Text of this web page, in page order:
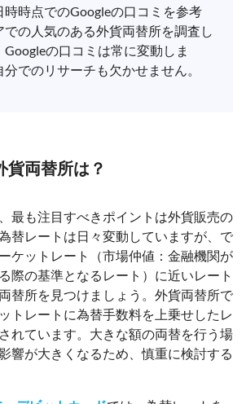
時時点でのGoogleの口コミを参考
での人気のある外貨両替所を調査し
Googleの口コミは常に変動しま
でのリサーチも欠かせません。
貨両替所は？
最も注目すべきポイントは外貨販売の
替レートは日々変動していますが、で
ケットレート（市場仲値：金融機関が
際の基準となるレート）に近いレート
替所を見つけましょう。外貨両替所で
トレートに為替手数料を上乗せしたレ
れています。大きな額の両替を行う場
響が大きくなるため、慎重に検討する